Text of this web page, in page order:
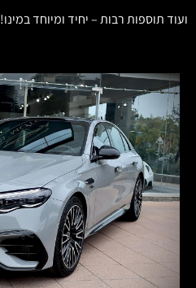
ועוד תוספות רבות – יחיד ומיוחד במינו!